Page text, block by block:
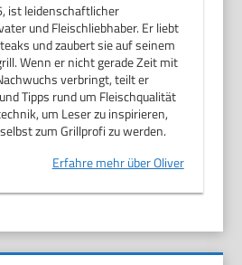
ist leidenschaftlicher
und Fleischliebhaber. Er liebt
und zaubert sie auf seinem
Wenn er nicht gerade Zeit mit
verbringt, teilt er
Tipps rund um Fleischqualität
um Leser zu inspirieren,
zum Grillprofi zu werden.
Erfahre mehr über Oliver